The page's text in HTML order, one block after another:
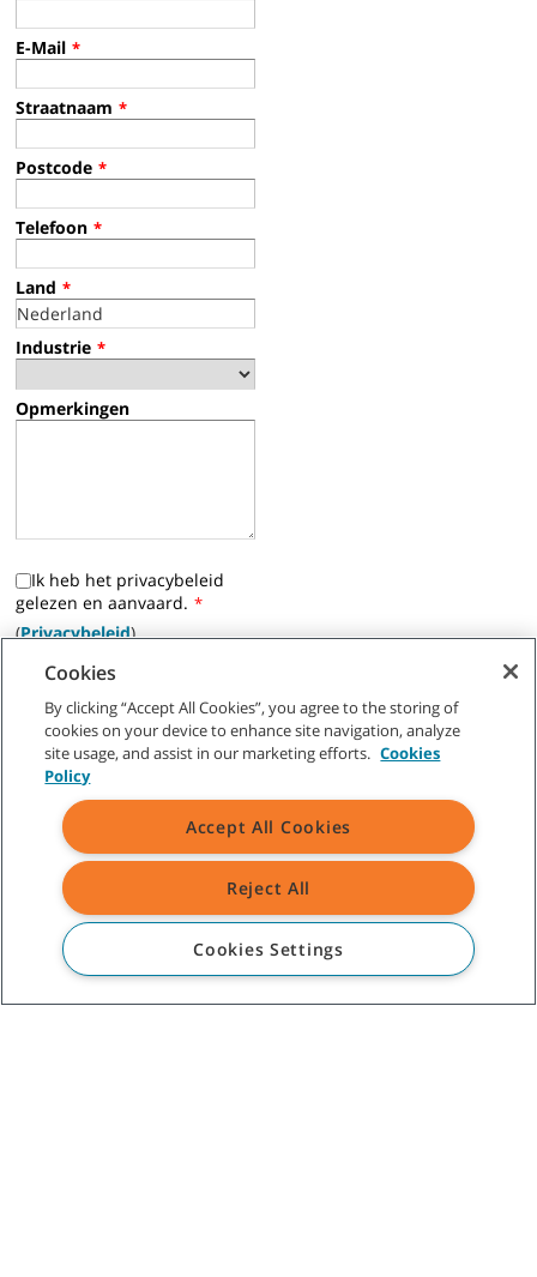
E-Mail *
Straatnaam *
Postcode *
Telefoon *
Land *
Industrie *
Opmerkingen
Ik heb het privacybeleid
gelezen en aanvaard. *
(Privacybeleid)
Ja, ik wil Tennant marketing
e-mails ontvangen.
KLANTENSERVICE
+31 (0) 413 241 111
+31 (0) 413 241 111
Cookies
By clicking “Accept All Cookies”, you agree to the storing of
cookies on your device to enhance site navigation, analyze
site usage, and assist in our marketing efforts. Cookies
Policy
Accept All Cookies
Reject All
Cookies Settings